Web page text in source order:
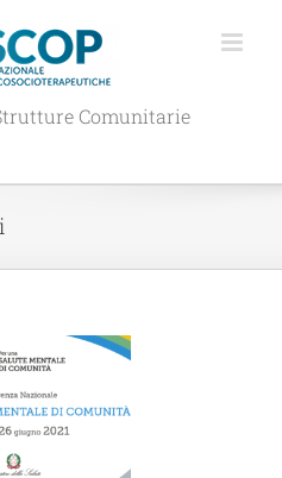
Comunitarie